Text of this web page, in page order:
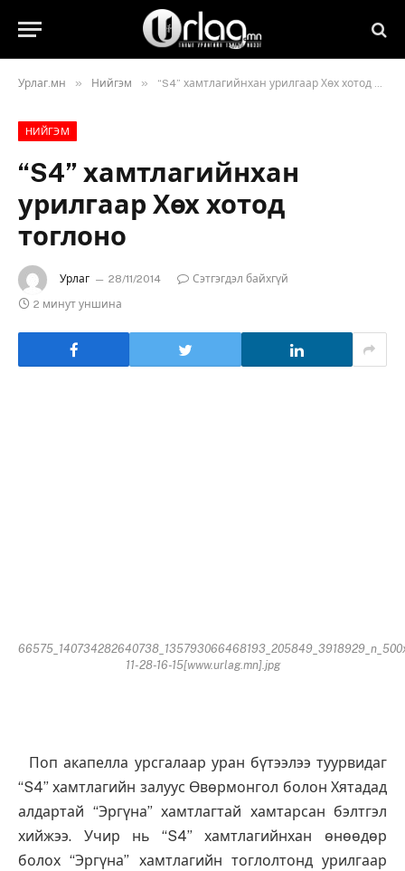
Урлаг.мн » Нийгэм » “S4” хамтлагийнхан урилгаар Хөх хотод тоглоно
НИЙГЭМ
“S4” хамтлагийнхан
урилгаар Хөх хотод
тоглоно
Урлаг 28/11/2014
Сэтгэгдэл байхгүй
2 минут уншина
11-28-16-15[www.urlag.mn].jpg
Поп акапелла урсгалаар уран бүтээлээ туурвидаг
“S4” хамтлагийн залуус Өвөрмонгол болон Хятадад
алдартай “Эргүна” хамтлагтай хамтарсан бэлтгэл
хийжээ. Учир нь “S4” хамтлагийнхан өнөөдөр
болох “Эргүна” хамтлагийн тоглолтонд урилгаар